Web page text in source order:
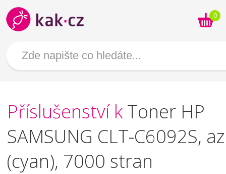
0
Příslušenství k Toner HP
SAMSUNG CLT-C6092S,
(cyan), 7000 stran